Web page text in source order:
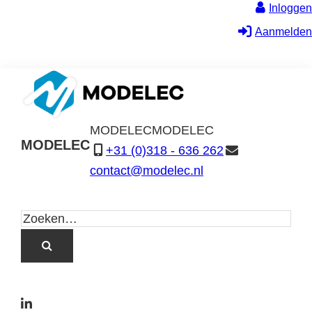
Inloggen
Aanmelden
MODELEC
MODELECMODELEC
+31 (0)318 - 636 262
contact@modelec.nl
L